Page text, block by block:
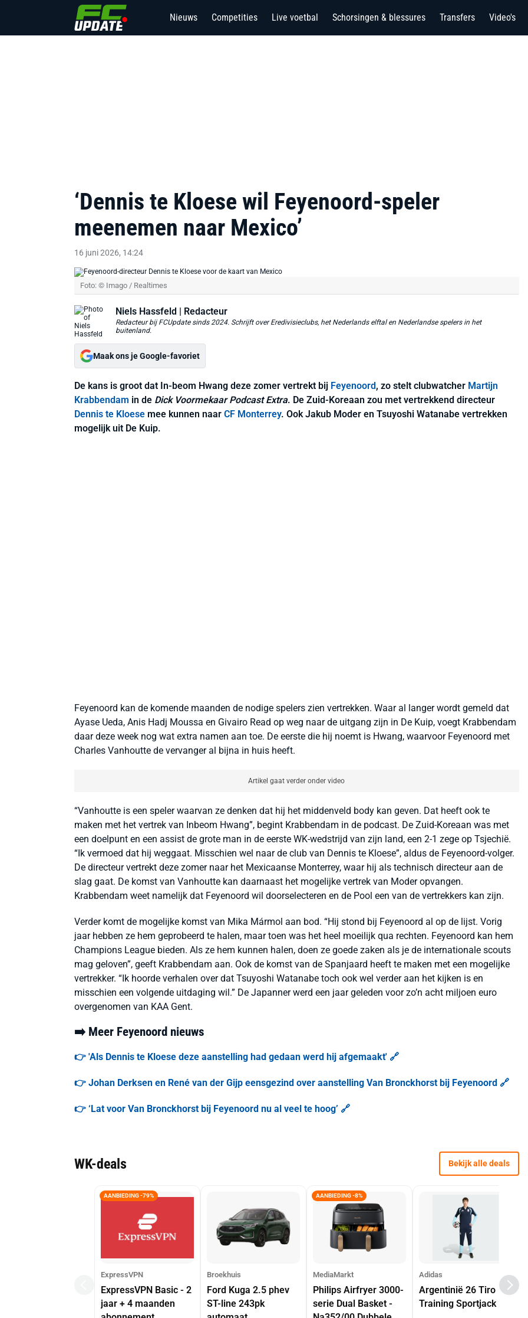
Nieuws Competities Live voetbal Schorsingen & blessures Transfers Video's
‘Dennis te Kloese wil Feyenoord-speler
meenemen naar Mexico’
16 juni 2026, 14:24
Foto: © Imago / Realtimes
Niels Hassfeld | Redacteur
Redacteur bij FCUpdate sinds 2024. Schrijft over Eredivisieclubs, het Nederlands elftal en Nederlandse spelers in het
buitenland.
Maak ons je Google-favoriet
De kans is groot dat In-beom Hwang deze zomer vertrekt bij Feyenoord, zo stelt clubwatcher Martijn
Krabbendam in de Dick Voormekaar Podcast Extra. De Zuid-Koreaan zou met vertrekkend directeur
Dennis te Kloese mee kunnen naar CF Monterrey. Ook Jakub Moder en Tsuyoshi Watanabe vertrekken
mogelijk uit De Kuip.
Feyenoord kan de komende maanden de nodige spelers zien vertrekken. Waar al langer wordt gemeld dat
Ayase Ueda, Anis Hadj Moussa en Givairo Read op weg naar de uitgang zijn in De Kuip, voegt Krabbendam
daar deze week nog wat extra namen aan toe. De eerste die hij noemt is Hwang, waarvoor Feyenoord met
Charles Vanhoutte de vervanger al bijna in huis heeft.
Artikel gaat verder onder video
“Vanhoutte is een speler waarvan ze denken dat hij het middenveld body kan geven. Dat heeft ook te
maken met het vertrek van Inbeom Hwang”, begint Krabbendam in de podcast. De Zuid-Koreaan was met
een doelpunt en een assist de grote man in de eerste WK-wedstrijd van zijn land, een 2-1 zege op Tsjechië.
“Ik vermoed dat hij weggaat. Misschien wel naar de club van Dennis te Kloese”, aldus de Feyenoord-volger.
De directeur vertrekt deze zomer naar het Mexicaanse Monterrey, waar hij als technisch directeur aan de
slag gaat. De komst van Vanhoutte kan daarnaast het mogelijke vertrek van Moder opvangen.
Krabbendam weet namelijk dat Feyenoord wil doorselecteren en de Pool een van de vertrekkers kan zijn.
Verder komt de mogelijke komst van Mika Mármol aan bod. “Hij stond bij Feyenoord al op de lijst. Vorig
jaar hebben ze hem geprobeerd te halen, maar toen was het heel moeilijk qua rechten. Feyenoord kan hem
Champions League bieden. Als ze hem kunnen halen, doen ze goede zaken als je de internationale scouts
mag geloven”, geeft Krabbendam aan. Ook de komst van de Spanjaard heeft te maken met een mogelijke
vertrekker. “Ik hoorde verhalen over dat Tsuyoshi Watanabe toch ook wel verder aan het kijken is en
misschien een volgende uitdaging wil.” De Japanner werd een jaar geleden voor zo’n acht miljoen euro
overgenomen van KAA Gent.
➡️ Meer Feyenoord nieuws
👉 'Als Dennis te Kloese deze aanstelling had gedaan werd hij afgemaakt' 🔗
👉 Johan Derksen en René van der Gijp eensgezind over aanstelling Van Bronckhorst bij Feyenoord 🔗
👉 ‘Lat voor Van Bronckhorst bij Feyenoord nu al veel te hoog’ 🔗
WK-deals Bekijk alle deals
AANBIEDING -79%
ExpressVPN
ExpressVPN Basic - 2
jaar + 4 maanden
Broekhuis
Ford Kuga 2.5 phev
ST-line 243pk
AANBIEDING -8%
MediaMarkt
Philips Airfryer 3000-
serie Dual Basket -
Adidas
Argentinië 26 Tiro
Training Sportjack